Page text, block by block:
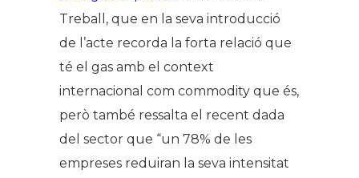
Treball, que en la seva introducció
de l’acte recorda la forta relació que
té el gas amb el context
internacional com commodity que és,
però també ressalta el recent dada
del sector que “un 78% de les
empreses reduiran la seva intensitat